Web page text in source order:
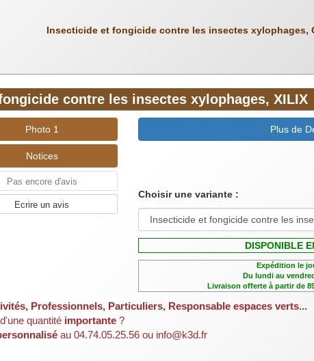
Insecticide et fongicide contre les insectes xylophages,
contre les insectes xylophages, XILIX
Photo 1
Notices
Pas encore d'avis
Ecrire un avis
Plus de
Choisir une variante :
DISPONIBLE
Expédition le
Du lundi au
Livraison offerte à partir de
Professionnels, Particuliers, Responsable espaces verts...
quantité importante?
au 04.74.05.25.56 ou info@k3d.fr